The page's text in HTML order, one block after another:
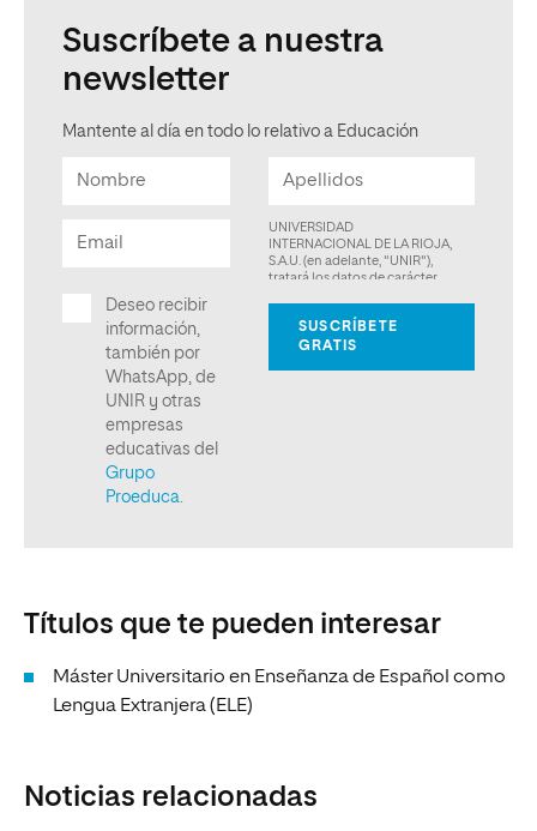
Suscríbete a nuestra
newsletter
Mantente al día en todo lo relativo a Educación
Títulos que te pueden interesar
Máster Universitario en Enseñanza de Español como
Lengua Extranjera (ELE)
Noticias relacionadas